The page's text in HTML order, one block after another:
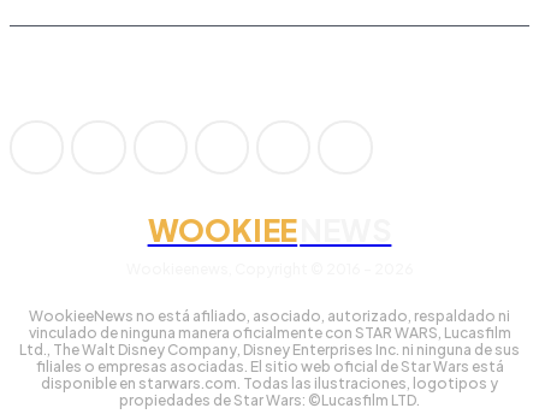
WOOKIEE
WookieeNews no está afiliado, asociado, autorizado, respaldado ni
vinculado de ninguna manera oficialmente con STAR WARS, Lucasfilm
Ltd., The Walt Disney Company, Disney Enterprises Inc. ni ninguna de sus
filiales o empresas asociadas. El sitio web oficial de Star Wars está
disponible en starwars.com. Todas las ilustraciones, logotipos y
propiedades de Star Wars: ©Lucasfilm LTD.